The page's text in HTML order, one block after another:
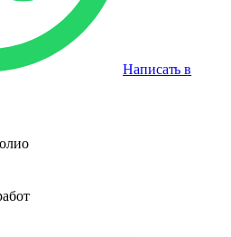
Написать в